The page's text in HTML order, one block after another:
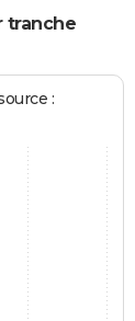
tranche
: